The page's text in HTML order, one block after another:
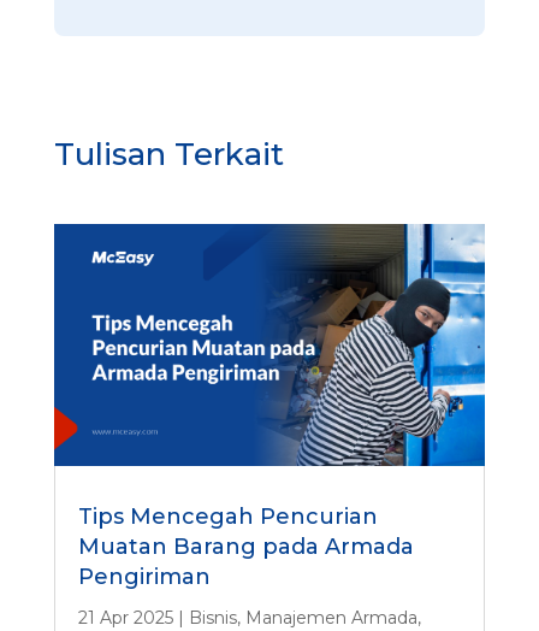
Tulisan Terkait
Tips Mencegah Pencurian
Muatan Barang pada Armada
Pengiriman
21 Apr 2025| Bisnis, Manajemen Armada,